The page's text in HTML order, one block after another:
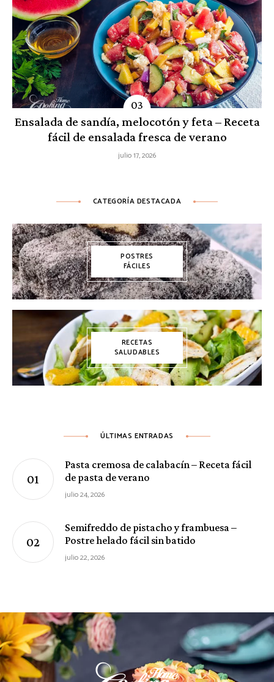
Ensalada de sandía, melocotón y feta – Receta
fácil de ensalada fresca de verano
julio 17, 2026
CATEGORÍA DESTACADA
POSTRES
FÁCILES
RECETAS
SALUDABLES
ÚLTIMAS ENTRADAS
Pasta cremosa de calabacín – Receta fácil
de pasta de verano
julio 24, 2026
Semifreddo de pistacho y frambuesa –
Postre helado fácil sin batido
julio 22, 2026